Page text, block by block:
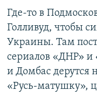
Где-то в
Голливуд, чтобы
Украины. Там
сериалов «ДНР» и
и Домбас дерутся
«Русь-матушку»,